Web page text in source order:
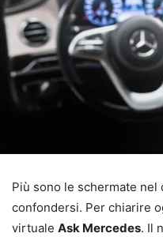
Più sono le schermate
confondersi. Per chiarire
virtuale Ask Mercedes. Il